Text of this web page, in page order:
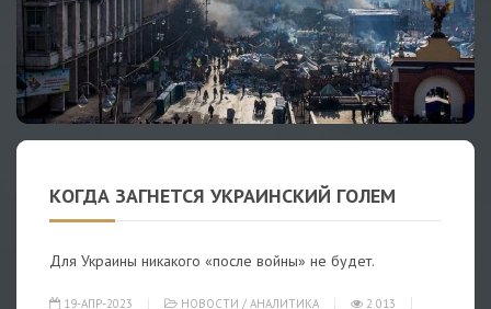
КОГДА ЗАГНЕТСЯ УКРАИНСКИЙ ГОЛЕМ
Для Украины никакого «после войны» не будет.
19-АПР-2023 НОВОСТИ / АНАЛИТИКА
2 013